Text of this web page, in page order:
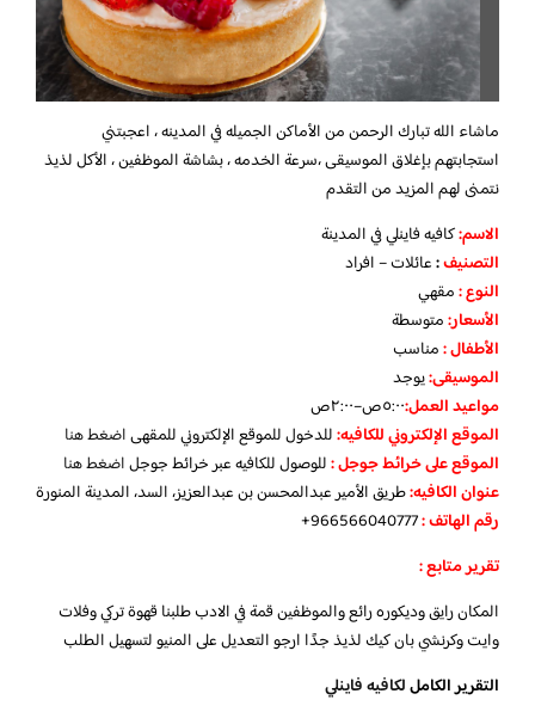
ماشاء الله تبارك الرحمن من الأماكن الجميله في المدينه ، اعجبتني
استجابتهم بإغلاق الموسيقى ،سرعة الخدمه ، بشاشة الموظفين ، الأكل لذيذ
نتمنى لهم المزيد من التقدم
الاسم:كافيه فاينلي في المدينة
التصنيف:عائلات – افراد
النوع :مقهي
الأسعار:متوسطة
الأطفال:مناسب
الموسيقى:يوجد
مواعيد العمل:٥:٠٠ص–٢:٠٠ص
الموقع الإلكتروني للكافيه:للدخول للموقع الإلكتروني للمقهىاضغط هنا
الموقع على خرائط جوجل:للوصول للكافيه عبر خرائط جوجلاضغط هنا
عنوان الكافيه:طريق الأمير عبدالمحسن بن عبدالعزيز، السد، المدينة المنورة
رقم الهاتف :966566040777+
تقرير متابع :
المكان رايق وديكوره رائع والموظفين قمة في الادب طلبنا قهوة تركي وفلات
وايت وكرنشي بان كيك لذيذ جدًا ارجو التعديل على المنيو لتسهيل الطلب
التقرير الكامللكافيه فاينلي